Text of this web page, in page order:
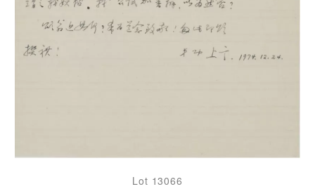
Lot 13066